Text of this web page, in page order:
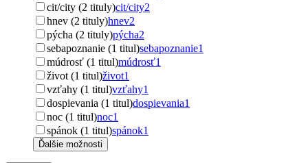
cit/city (2 tituly)cit/city2
hnev (2 tituly)hnev2
pýcha (2 tituly)pýcha2
sebapoznanie (1 titul)sebapoznanie1
múdrosť (1 titul)múdrosť1
život (1 titul)život1
vzťahy (1 titul)vzťahy1
dospievania (1 titul)dospievania1
noc (1 titul)noc1
spánok (1 titul)spánok1
Ďalšie možnosti